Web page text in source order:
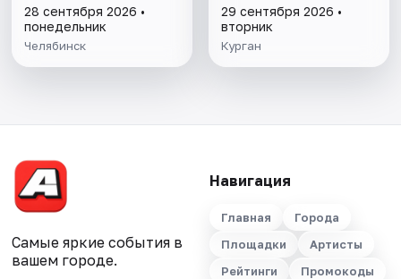
28 сентября 2026 •
понедельник
Челябинск
29 сентября 2026 •
вторник
Курган
Самые яркие события в
вашем городе.
Навигация
Главная
Города
Площадки
Артисты
Рейтинги
Промокоды